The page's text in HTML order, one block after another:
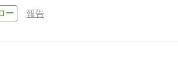
報告